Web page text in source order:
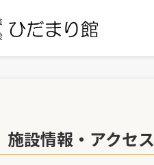
施設情報・アクセス